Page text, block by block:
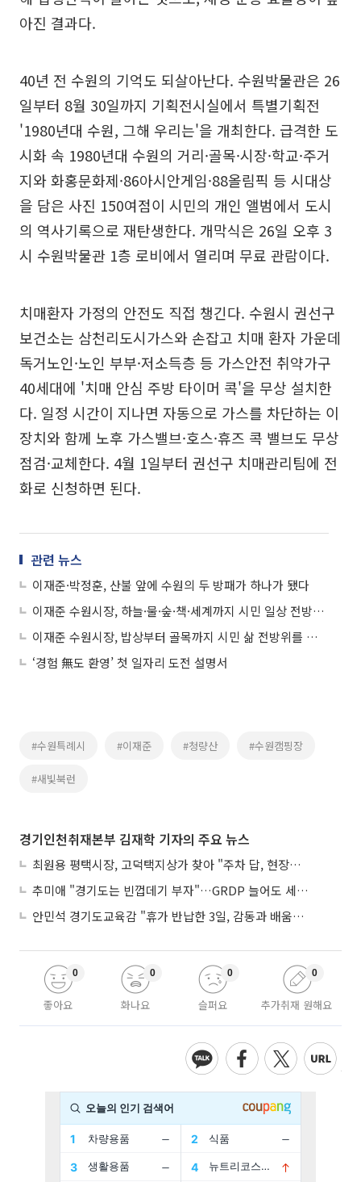
아진 결과다.
40년 전 수원의 기억도 되살아난다. 수원박물관은 26
일부터 8월 30일까지 기획전시실에서 특별기획전
'1980년대 수원, 그해 우리는'을 개최한다. 급격한 도
시화 속 1980년대 수원의 거리·골목·시장·학교·주거
지와 화홍문화제·86아시안게임·88올림픽 등 시대상
을 담은 사진 150여점이 시민의 개인 앨범에서 도시
의 역사기록으로 재탄생한다. 개막식은 26일 오후 3
시 수원박물관 1층 로비에서 열리며 무료 관람이다.
치매환자 가정의 안전도 직접 챙긴다. 수원시 권선구
보건소는 삼천리도시가스와 손잡고 치매 환자 가운데
독거노인·노인 부부·저소득층 등 가스안전 취약가구
40세대에 '치매 안심 주방 타이머 콕'을 무상 설치한
다. 일정 시간이 지나면 자동으로 가스를 차단하는 이
장치와 함께 노후 가스밸브·호스·휴즈 콕 밸브도 무상
점검·교체한다. 4월 1일부터 권선구 치매관리팀에 전
화로 신청하면 된다.
관련 뉴스
이재준·박정훈, 산불 앞에 수원의 두 방패가 하나가 됐다
이재준 수원시장, 하늘·물·숲·책·세계까지 시민 일상 전방위를 바꾼다
이재준 수원시장, 밥상부터 골목까지 시민 삶 전방위를 챙겼다
‘경험 無도 환영’ 첫 일자리 도전 설명서
#수원특례시 #이재준 #청량산 #수원캠핑장
#새빛북런
경기인천취재본부 김재학 기자의 주요 뉴스
최원용 평택시장, 고덕택지상가 찾아 "주차 답, 현장에 있다"
추미애 "경기도는 빈껍데기 부자"…GRDP 늘어도 세입은 그대로
안민석 경기도교육감 "휴가 반납한 3일, 감동과 배움이었다"
좋아요
0
화나요
0
슬퍼요
0
추가취재 원해요
0